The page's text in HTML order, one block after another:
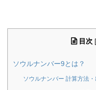
目次
ソウルナンバー9とは？
ソウルナンバー 計算方法・